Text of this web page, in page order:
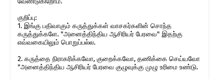
குறிப்பு:
1. இங்கு பதிவாகும் கருத்துக்கள் வாசகர்களின் சொந்த
கருத்துக்களே. "அனைத்திந்திய ஆசிரியர் பேரவை" இதற்கு
எவ்வகையிலும் பொறுப்பல்ல.
2. கருத்தை நிராகரிக்கவோ, குறைக்கவோ, தணிக்கை செய்யவோ
"அனைத்திந்திய ஆசிரியர் பேரவை குழுவுக்கு முழு உரிமை உண்டு.